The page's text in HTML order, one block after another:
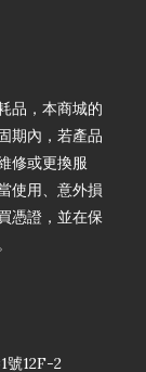
品，本商城的
期內，若產品
修或更換服
使用、意外損
憑證，並在保
號12F-2